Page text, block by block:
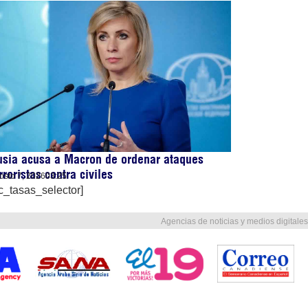
acusa a Macron de ordenar ataques
contra civiles
7, 202603:25
Agencias de noticias y medios digitales